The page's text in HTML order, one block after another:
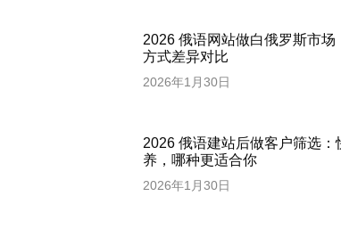
2026 俄语网站做白俄罗斯市
方式差异对比
2026年1月30日
2026 俄语建站后做客户筛选：
养，哪种更适合你
2026年1月30日